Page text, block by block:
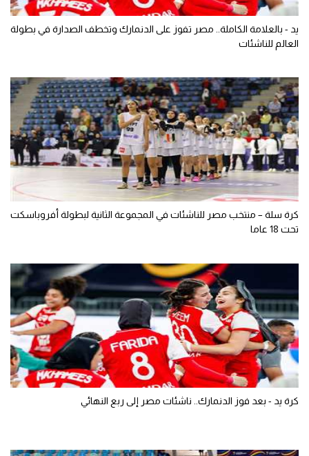
يد - بالعلامة الكاملة.. مصر تفوز على الدنمارك وتخطف الصدارة في بطولة
العالم للناشئات
كرة سلة – منتخب مصر للناشئات في المجموعة الثانية لبطولة أفروباسكت
تحت 18 عاما
كرة يد - بعد فوز الدنمارك.. ناشئات مصر إلى ربع النهائي